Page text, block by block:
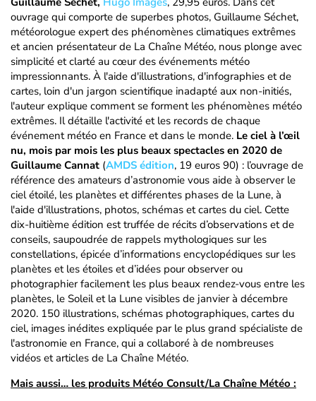
ouvrage qui comporte de superbes photos, Guillaume Séchet,
météorologue expert des phénomènes climatiques extrêmes
et ancien présentateur de La Chaîne Météo, nous plonge avec
simplicité et clarté au cœur des événements météo
impressionnants. À l'aide d'illustrations, d'infographies et de
cartes, loin d'un jargon scientifique inadapté aux non-initiés,
l'auteur explique comment se forment les phénomènes météo
extrêmes. Il détaille l'activité et les records de chaque
événement météo en France et dans le monde. Le ciel à l’œil
nu, mois par mois les plus beaux spectacles en 2020 de
Guillaume Cannat (AMDS édition, 19 euros 90) : l’ouvrage de
référence des amateurs d’astronomie vous aide à observer le
ciel étoilé, les planètes et différentes phases de la Lune, à
l'aide d'illustrations, photos, schémas et cartes du ciel. Cette
dix-huitième édition est truffée de récits d’observations et de
conseils, saupoudrée de rappels mythologiques sur les
constellations, épicée d’informations encyclopédiques sur les
planètes et les étoiles et d’idées pour observer ou
photographier facilement les plus beaux rendez-vous entre les
planètes, le Soleil et la Lune visibles de janvier à décembre
2020. 150 illustrations, schémas photographiques, cartes du
ciel, images inédites expliquée par le plus grand spécialiste de
l'astronomie en France, qui a collaboré à de nombreuses
vidéos et articles de La Chaîne Météo.
Mais aussi… les produits Météo Consult/La Chaîne Météo :